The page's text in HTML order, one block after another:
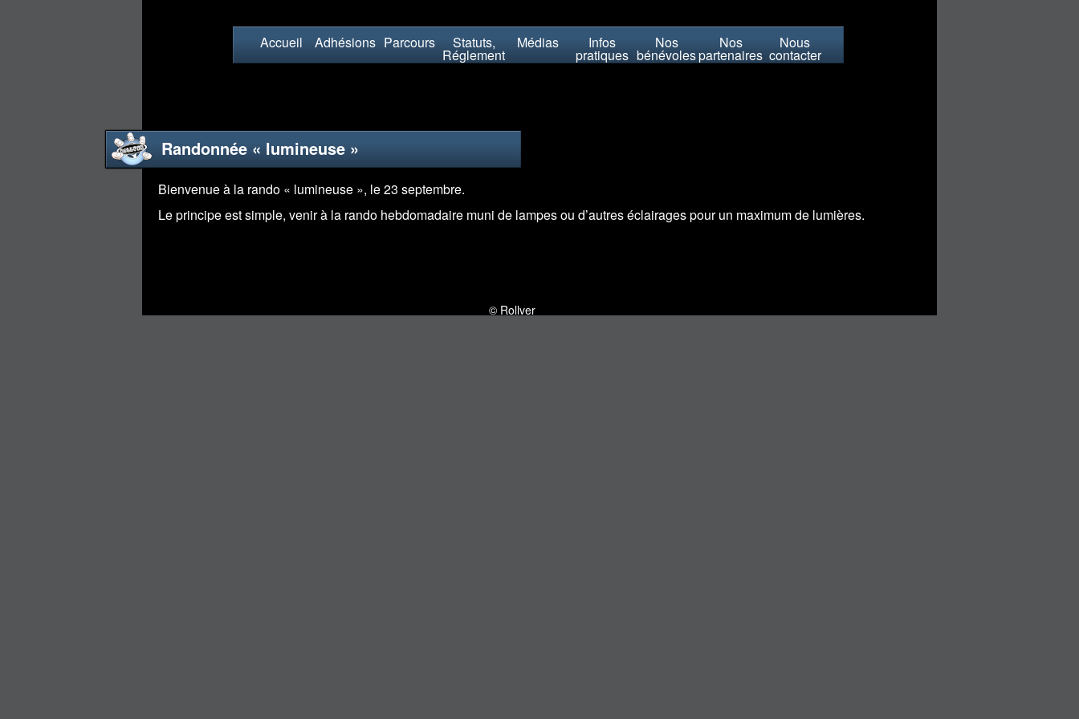
Accueil Adhésions Parcours Statuts,
Réglement
Médias Infos
pratiques
Nos
bénévoles
Nos
partenaires
Nous
contacter
Randonnée « lumineuse »
Bienvenue à la rando « lumineuse », le 23 septembre.
Le principe est simple, venir à la rando hebdomadaire muni de lampes ou d’autres éclairages pour un maximum de lumières.
© Rollver